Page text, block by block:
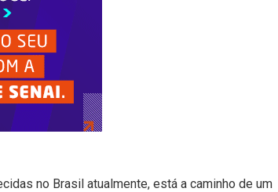
no Brasil atualmente, está a caminho de um